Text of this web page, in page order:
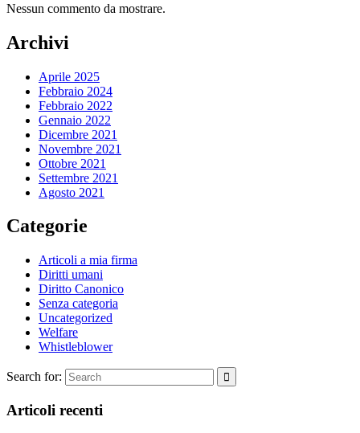
Nessun commento da mostrare.
Archivi
Aprile 2025
Febbraio 2024
Febbraio 2022
Gennaio 2022
Dicembre 2021
Novembre 2021
Ottobre 2021
Settembre 2021
Agosto 2021
Categorie
Articoli a mia firma
Diritti umani
Diritto Canonico
Senza categoria
Uncategorized
Welfare
Whistleblower
Search for:
Articoli recenti